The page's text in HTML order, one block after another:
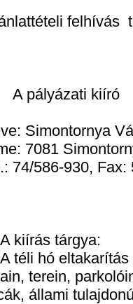
felhívás
pályázati kiíró
Simontornya
7081
74/586-930, Fax:
kiírás tárgya:
téli hó eltakarítás
terein,
állami